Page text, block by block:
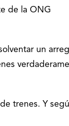
de la ONG
un
trenes. Y